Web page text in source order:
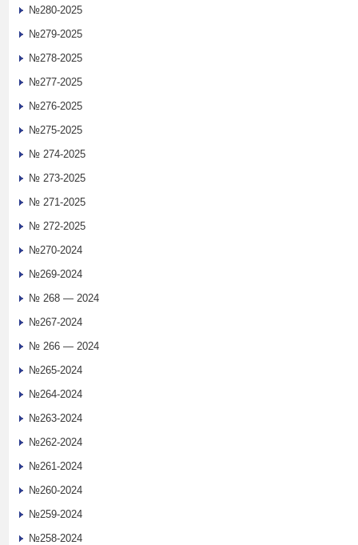
№280-2025
№279-2025
№278-2025
№277-2025
№276-2025
№275-2025
№ 274-2025
№ 273-2025
№ 271-2025
№ 272-2025
№270-2024
№269-2024
№ 268 — 2024
№267-2024
№ 266 — 2024
№265-2024
№264-2024
№263-2024
№262-2024
№261-2024
№260-2024
№259-2024
№258-2024